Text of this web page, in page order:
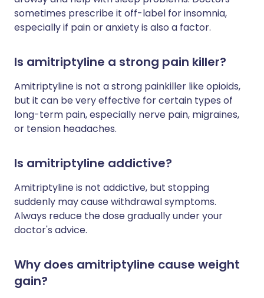
sometimes prescribe it off-label for insomnia,
especially if pain or anxiety is also a factor.
Is amitriptyline a strong pain killer?
Amitriptyline is not a strong painkiller like opioids,
but it can be very effective for certain types of
long-term pain, especially nerve pain, migraines,
or tension headaches.
Is amitriptyline addictive?
Amitriptyline is not addictive, but stopping
suddenly may cause withdrawal symptoms.
Always reduce the dose gradually under your
doctor's advice.
Why does amitriptyline cause weight
gain?